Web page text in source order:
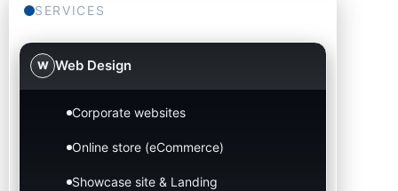
SERVICES
W Web Design
Corporate websites
Online store (eCommerce)
Showcase site & Landing